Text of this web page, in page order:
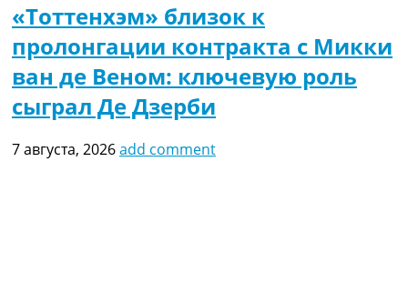
«Тоттенхэм» близок к
пролонгации контракта с Микки
ван де Веном: ключевую роль
сыграл Де Дзерби
7 августа, 2026add comment